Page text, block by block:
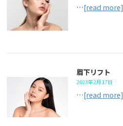
…[read more]
眉下リフト
2023年2月17日
…[read more]